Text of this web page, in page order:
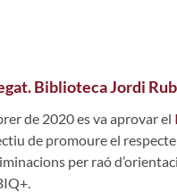
Biblioteca Jordi
de 2020 es va aprovar el
de promoure el
per raó